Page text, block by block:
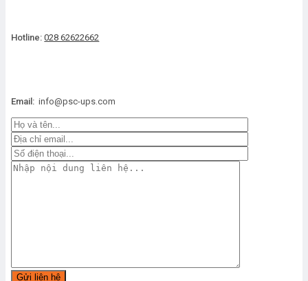
Operation/Storage temperature 0-40℃/-25-70℃
Relative humidity
Hotline: 028 62622662
Email: info@psc-ups.com